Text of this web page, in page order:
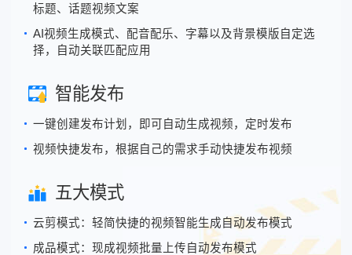
标题、话题视频文案
AI视频生成模式、配音配乐、字幕以及背景模版自定选
择，自动关联匹配应用
智能发布
一键创建发布计划，即可自动生成视频，定时发布
视频快捷发布，根据自己的需求手动快捷发布视频
五大模式
云剪模式：轻简快捷的视频智能生成自动发布模式
成品模式：现成视频批量上传自动发布模式